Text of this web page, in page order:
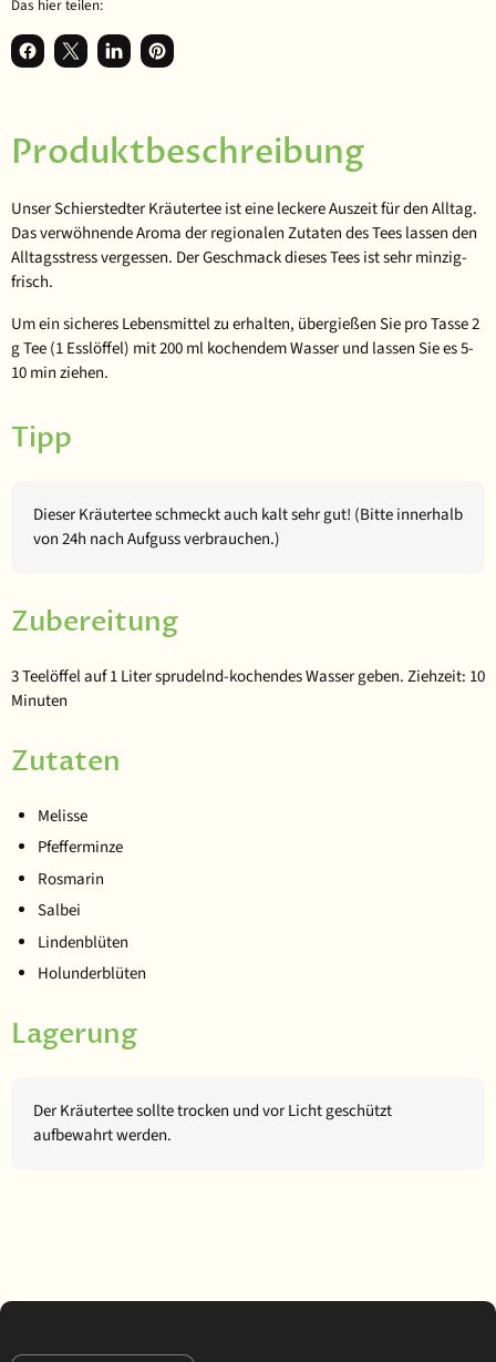
Das hier teilen:
Auf Facebook teilen
Teilen auf XAuf LinkedIn teilen
Auf Pinterest anpinnen
Produktbeschreibung
UnserSchierstedter Kräuterteeist eine leckere Auszeit für den Alltag.
Das verwöhnende Aroma der regionalen Zutaten des Tees lassen den
Alltagsstress vergessen. Der Geschmack dieses Tees ist sehr minzig-
frisch.
Um ein sicheres Lebensmittel zu erhalten, übergießen Sie pro Tasse 2
g Tee (1 Esslöffel) mit 200 ml kochendem Wasser und lassen Sie es 5-
10 min ziehen.
Tipp
Dieser Kräutertee schmeckt auch kalt sehr gut! (Bitte innerhalb
von 24h nach Aufguss verbrauchen.)
Zubereitung
3 Teelöffel auf 1 Liter sprudelnd-kochendes Wasser geben. Ziehzeit: 10
Minuten
Zutaten
Melisse
Pfefferminze
Rosmarin
Salbei
Lindenblüten
Holunderblüten
Lagerung
Der Kräutertee sollte trocken und vor Licht geschützt
aufbewahrt werden.